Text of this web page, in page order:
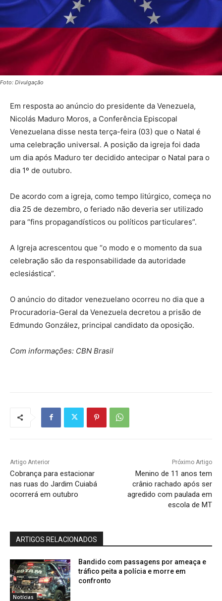
Foto: Divulgação
Em resposta ao anúncio do presidente da Venezuela,
Nicolás Maduro Moros, a Conferência Episcopal
Venezuelana disse nesta terça-feira (03) que o Natal é
uma celebração universal. A posição da igreja foi dada
um dia após Maduro ter decidido antecipar o Natal para o
dia 1º de outubro.
De acordo com a igreja, como tempo litúrgico, começa no
dia 25 de dezembro, o feriado não deveria ser utilizado
para “fins propagandísticos ou políticos particulares”.
A Igreja acrescentou que “o modo e o momento da sua
celebração são da responsabilidade da autoridade
eclesiástica”.
O anúncio do ditador venezuelano ocorreu no dia que a
Procuradoria-Geral da Venezuela decretou a prisão de
Edmundo González, principal candidato da oposição.
Com informações: CBN Brasil
Artigo Anterior
Cobrança para estacionar
nas ruas do Jardim Cuiabá
ocorrerá em outubro
Próximo Artigo
Menino de 11 anos tem
crânio rachado após ser
agredido com paulada em
escola de MT
ARTIGOS RELACIONADOS
Notícias
Bandido com passagens por ameaça e
tráfico peita a polícia e morre em
confronto